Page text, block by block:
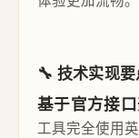
🔧 技术实现
基于官方接
工具完全使用